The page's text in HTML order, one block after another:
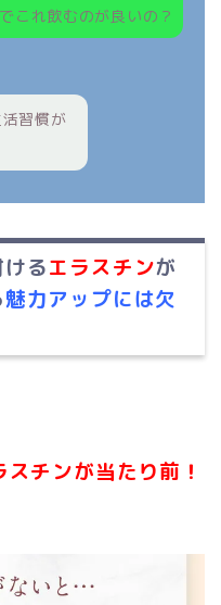
これ飲むのが良いの？
習慣が
るエラスチンが
魅力アップには欠
スチンが当たり前！